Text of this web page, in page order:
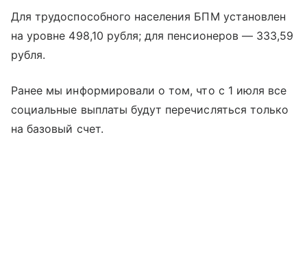
Для трудоспособного населения БПМ установлен
на уровне 498,10 рубля; для пенсионеров — 333,59
рубля.
Ранее мы информировали о том, что с 1 июля все
социальные выплаты будут перечисляться только
на базовый счет.